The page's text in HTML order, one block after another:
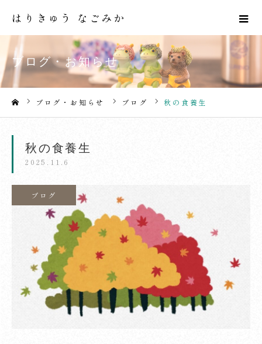
はりきゅう なごみか
ブログ・お知らせ
ブログ・お知らせ ブログ 秋の食養生
秋の食養生
2025.11.6
ブログ